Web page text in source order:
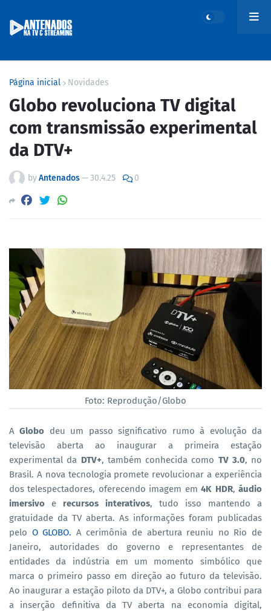
Página inicial Novidades
Globo revoluciona TV digital
com transmissão experimental
da DTV+
byAntenados—30.4.25 0
Foto: Reprodução/Globo
AGlobo deu um passo significativo rumo à evolução da
televisão aberta ao inaugurar a primeira estação
experimental da DTV+, também conhecida como TV 3.0, no
Brasil. A nova tecnologia promete revolucionar a experiência
dos telespectadores, oferecendo imagem em4K HDR,áudio
imersivo e recursos interativos, tudo isso mantendo a
gratuidade da TV aberta. As informações foram publicadas
pelo O GLOBO. A cerimônia de abertura reuniu no Rio de
Janeiro, autoridades do governo e representantes de
entidades da indústria em um momento simbólico que
marca o primeiro passo em direção ao futuro da televisão.
Ao inaugurar a estação piloto da DTV+, a Globo contribui para
a inserção definitiva da TV aberta na economia digital,